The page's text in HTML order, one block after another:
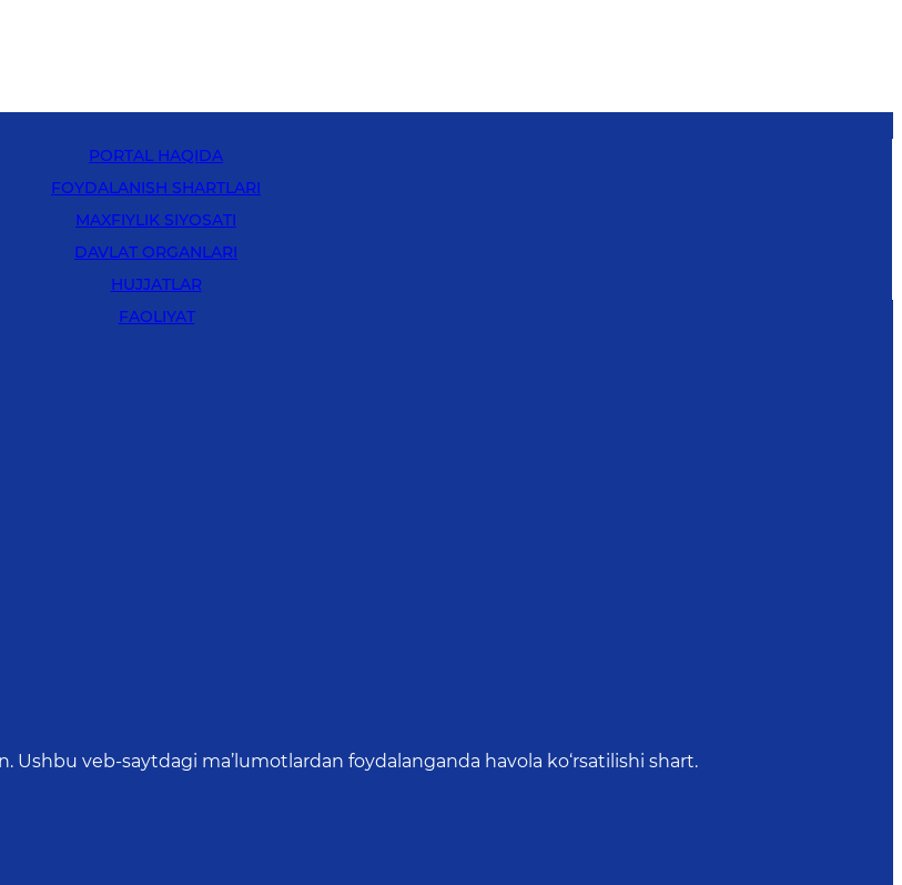
PORTAL HAQIDA
FOYDALANISH SHARTLARI
MAXFIYLIK SIYOSATI
DAVLAT ORGANLARI
HUJJATLAR
FAOLIYAT
Ushbu veb-saytdagi ma’lumotlardan foydalanganda havola ko‘rsatilishi shart.